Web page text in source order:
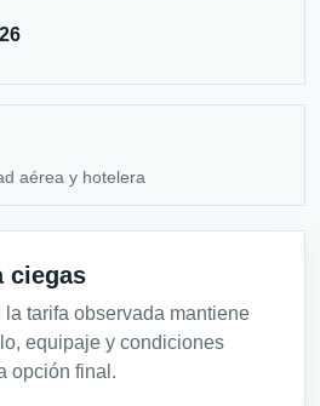
aérea y hotelera
ciegas
la tarifa observada mantiene
equipaje y condiciones
opción final.